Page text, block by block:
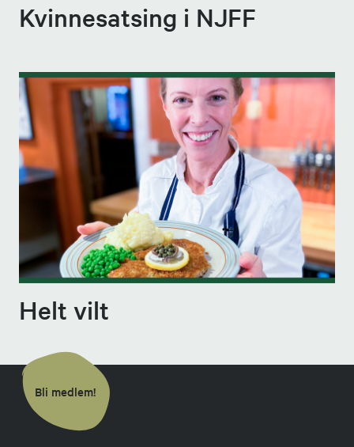
Kvinnesatsing i NJFF
Helt vilt
Bli medlem!